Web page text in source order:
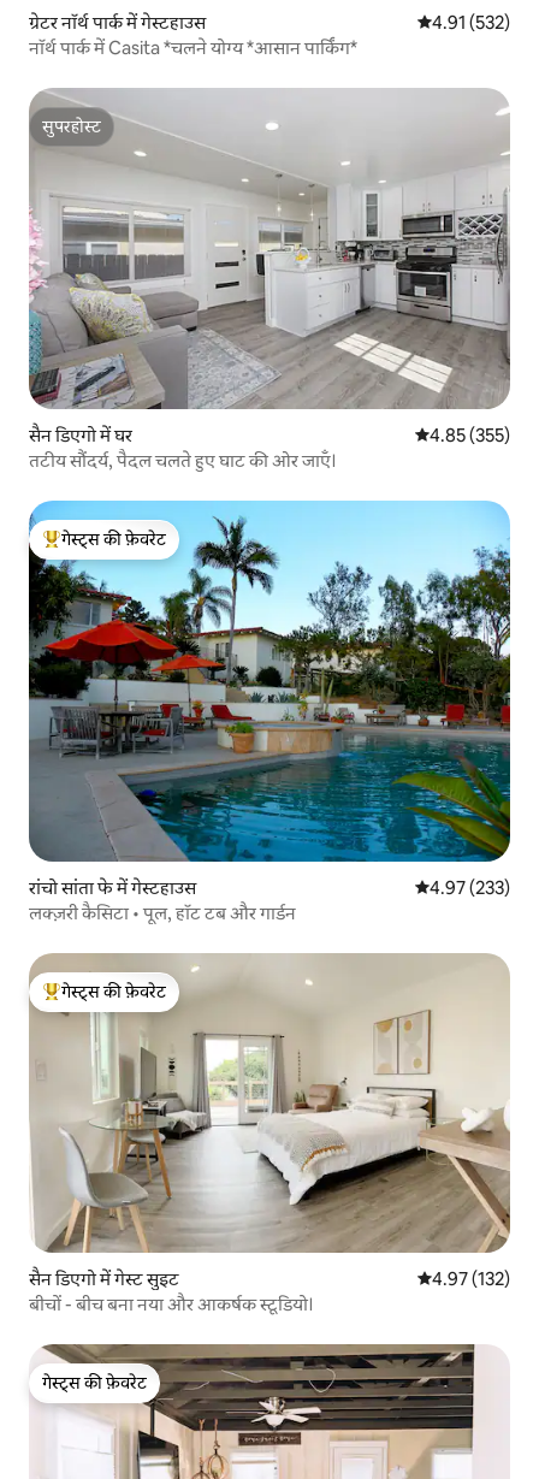
ग्रेटर नॉर्थ पार्क में गेस्टहाउस औसत रेटिंग 5 में से
4.91 (532)
नॉर्थ पार्क में Casita *चलने योग्य *आसान पार्किंग*
सुपरहोस्ट
सुपरहोस्ट
सैन डिएगो में घर औसत रेटिंग 5 में से
4.85 (355)
तटीय सौंदर्य, पैदल चलते हुए घाट की ओर जाएँ।
गेस्ट्स का टॉप फ़ेवरेट
गेस्ट्स की फ़ेवरेट
रांचो सांता फे में गेस्टहाउस औसत रेटिंग 5 में से
4.97 (233)
लक्ज़री कैसिटा • पूल, हॉट टब और गार्डन
गेस्ट्स का टॉप फ़ेवरेट
गेस्ट्स की फ़ेवरेट
सैन डिएगो में गेस्ट सुइट औसत रेटिंग 5 में से
4.97 (132)
बीचों - बीच बना नया और आकर्षक स्टूडियो।
गेस्ट्स की फ़ेवरेट
गेस्ट्स की फ़ेवरेट